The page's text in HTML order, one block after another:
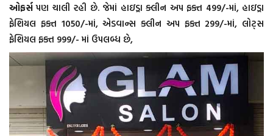
ઓફર્સપણ ચાલી રહી છે. જેમાં હાઇડ્રા ક્લીન અપ ફક્ત 499/-માં, હાઇડ્રા
ફેશિયલ ફક્ત 1050/-માં, એડવાન્સ ક્લીન અપ ફક્ત 299/-માં, લોટ્સ
ફેશિયલ ફક્ત 999/- માં ઉપલબ્ધ છે,